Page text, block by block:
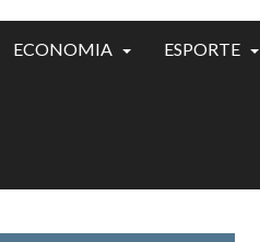
ECONOMIA ESPORTE